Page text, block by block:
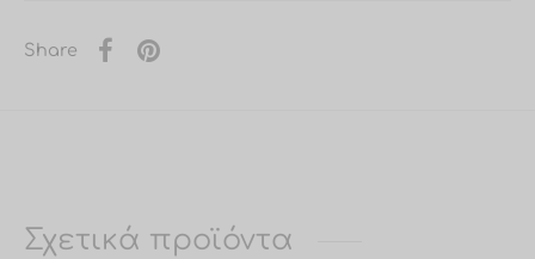
Share
Σχετικά προϊόντα